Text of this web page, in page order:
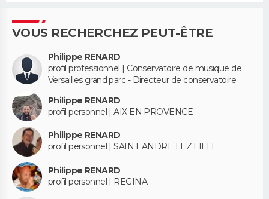
VOUS RECHERCHEZ PEUT-ÊTRE
Philippe RENARD
profil professionnel | Conservatoire de musique de
Versailles grand parc - Directeur de conservatoire
Philippe RENARD
profil personnel | AIX EN PROVENCE
Philippe RENARD
profil personnel | SAINT ANDRE LEZ LILLE
Philippe RENARD
profil personnel | REGINA